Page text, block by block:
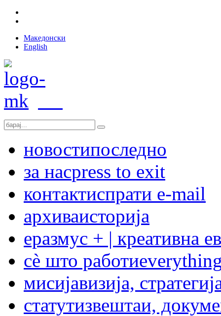
Македонски
English
новостипоследно
за насpress to exit
контактиспрати e-mail
архиваисторија
еразмус + | креативна
сѐ што работи
мисијавизија,
статутизвештаи,